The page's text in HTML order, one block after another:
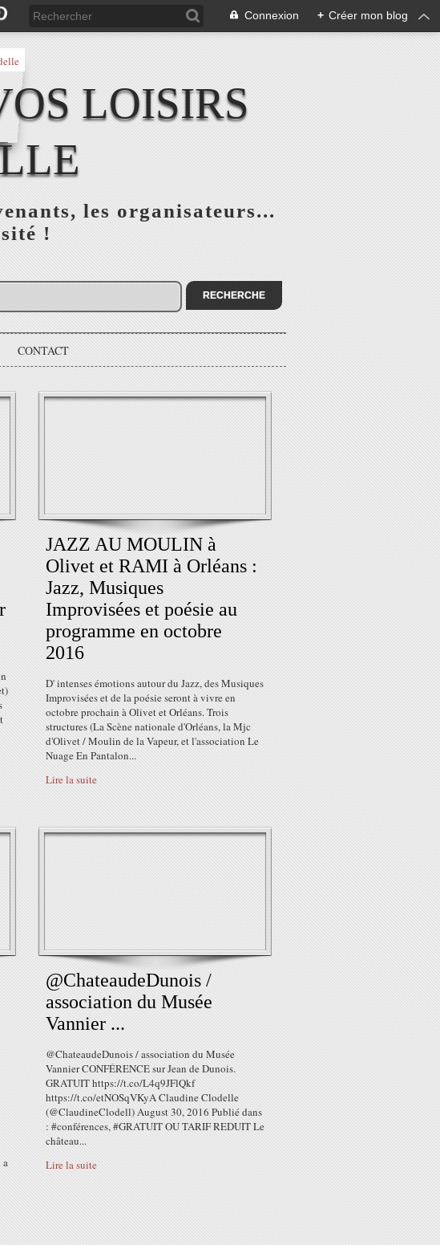
Connexion + Créer mon blog
LOISIRS
les organisateurs...
!
CONTACT
JAZZ AU MOULIN à
Olivet et RAMI à Orléans :
Jazz, Musiques
Improvisées et poésie au
programme en octobre
2016
D' intenses émotions autour du Jazz, des Musiques
Improvisées et de la poésie seront à vivre en
octobre prochain à Olivet et Orléans. Trois
structures (La Scène nationale d'Orléans, la Mjc
d'Olivet / Moulin de la Vapeur, et l'association Le
Nuage En Pantalon...
Lire la suite
a
@ChateaudeDunois /
association du Musée
Vannier ...
@ChateaudeDunois / association du Musée
Vannier CONFÉRENCE sur Jean de Dunois.
GRATUIT https://t.co/L4q9JFlQkf
https://t.co/etNOSqVKyA Claudine Clodelle
(@ClaudineClodell) August 30, 2016 Publié dans
: #conférences, #GRATUIT OU TARIF REDUIT Le
château...
Lire la suite